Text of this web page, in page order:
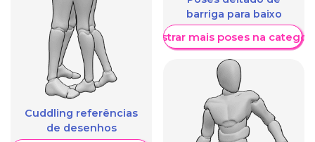
Cuddling referências
de desenhos
barriga para baixo
Mostrar mais poses na